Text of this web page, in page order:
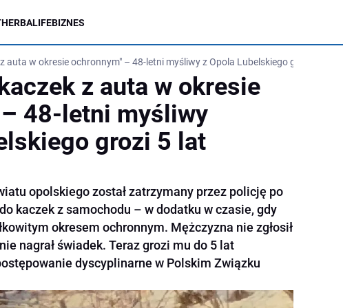
HERBALIFEBIZNES
auta w okresie ochronnym" – 48-letni myśliwy z Opola Lubelskiego grozi 5 lat
z auta w okresie
48-letni myśliwy
grozi 5 lat
opolskiego został zatrzymany przez policję po
kaczek z samochodu – w dodatku w czasie, gdy
okresem ochronnym. Mężczyzna nie zgłosił
nagrał świadek. Teraz grozi mu do 5 lat
dyscyplinarne w Polskim Związku